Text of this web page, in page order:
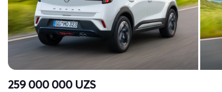
259 000 000 UZS